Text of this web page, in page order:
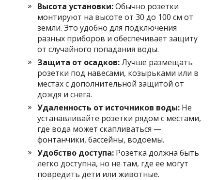
Высота установки:Обычно розетки
монтируют на высоте от 30 до 100 см от
земли. Это удобно для подключения
разных приборов и обеспечивает защиту
от случайного попадания воды.
Защита от осадков:Лучше размещать
розетки под навесами, козырьками или в
местах с дополнительной защитой от
дождя и снега.
Удаленность от источников воды: Не
устанавливайте розетки рядом с местами,
где вода может скапливаться —
фонтанчики, бассейны, водоемы.
Удобство доступа: Розетка должна быть
легко доступна, но не там, где ее могут
повредить дети или животные.